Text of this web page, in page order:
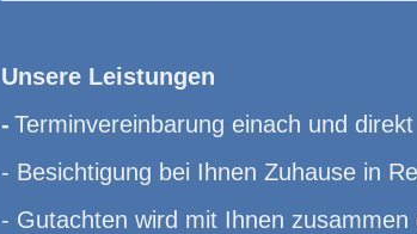
Unsere Leistungen
- Terminvereinbarung einach und direkt
- Besichtigung bei Ihnen Zuhause in
- Gutachten wird mit Ihnen zusammen